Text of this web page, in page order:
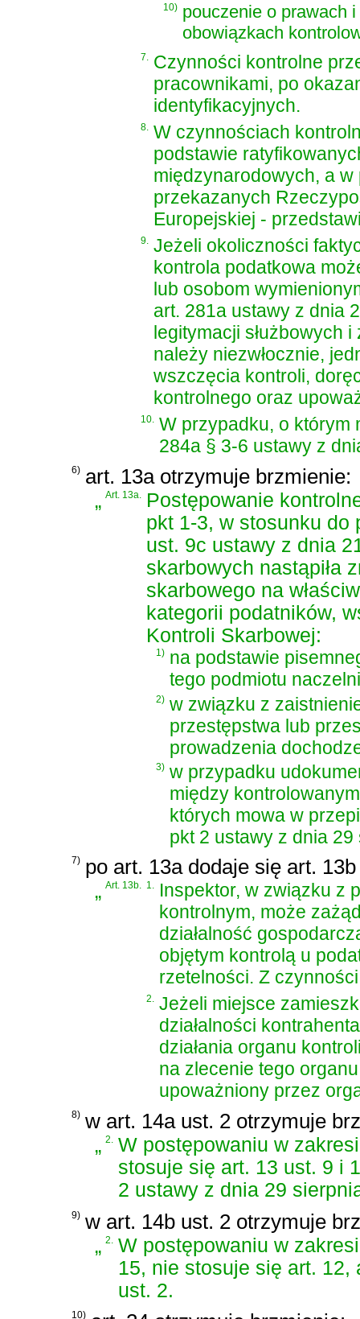
10) pouczenie o prawach i
obowiązkach
7.
Czynności kontrolne
pracownikami, po
identyfikacyjnych.
8.
W czynnościach
podstawie
międzynarodowych, a
przekazanych
Europejskiej -
9.
Jeżeli okoliczności
kontrola podatkowa
lub osobom
art. 281a ustawy z dnia
legitymacji służbowych
należy niezwłocznie,
wszczęcia kontroli,
kontrolnego oraz
10.
W przypadku, o którym
284a § 3-6 ustawy z
6) art. 13a otrzymuje brzmienie:
„Art. 13a. Postępowanie
pkt 1-3, w stosunku
ust. 9c ustawy z dnia
skarbowych nastąpiła
skarbowego na
kategorii podatników,
Kontroli Skarbowej:
1) na podstawie
tego podmiotu
2) w związku z
przestępstwa lub
prowadzenia
3) w przypadku
między
których mowa w
pkt 2 ustawy z dnia
7) po art. 13a dodaje się art.
„Art. 13b. 1.
Inspektor, w związku z
kontrolnym, może
działalność
objętym kontrolą u
rzetelności. Z
2.
Jeżeli miejsce
działalności
działania organu
na zlecenie tego
upoważniony przez
8) w art. 14a ust. 2 otrzymuje
„2. W postępowaniu w
stosuje się art. 13 ust. 9 i
2 ustawy z dnia 29
9) w art. 14b ust. 2 otrzymuje
„2.
W postępowaniu w
15, nie stosuje się art. 12,
ust. 2.
10)